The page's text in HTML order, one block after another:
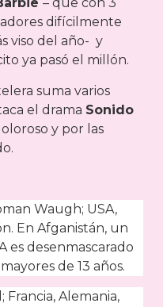
– que con 3
difícilmente
viso del año- y
ya pasó el millón.
suma varios
el drama Sonido
y por las
Waugh; USA,
En Afganistán, un
es desenmascarado
de 13 años.
Francia, Alemania,